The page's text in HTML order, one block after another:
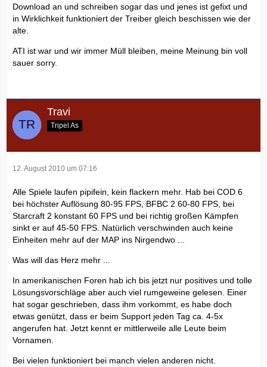
Download an und schreiben sogar das und jenes ist gefixt und
in Wirklichkeit funktioniert der Treiber gleich beschissen wie der
alte.
ATI ist war und wir immer Müll bleiben, meine Meinung bin voll
sauer sorry.
Travi
Tripel As
12. August 2010 um 07:16
Alle Spiele laufen pipifein, kein flackern mehr. Hab bei COD 6
bei höchster Auflösung 80-95 FPS, BFBC 2 60-80 FPS, bei
Starcraft 2 konstant 60 FPS und bei richtig großen Kämpfen
sinkt er auf 45-50 FPS. Natürlich verschwinden auch keine
Einheiten mehr auf der MAP ins Nirgendwo ...
Was will das Herz mehr ...
In amerikanischen Foren hab ich bis jetzt nur positives und tolle
Lösungsvorschläge aber auch viel rumgeweine gelesen. Einer
hat sogar geschrieben, dass ihm vorkommt, es habe doch
etwas genützt, dass er beim Support jeden Tag ca. 4-5x
angerufen hat. Jetzt kennt er mittlerweile alle Leute beim
Vornamen.
Bei vielen funktioniert bei manch vielen anderen nicht.